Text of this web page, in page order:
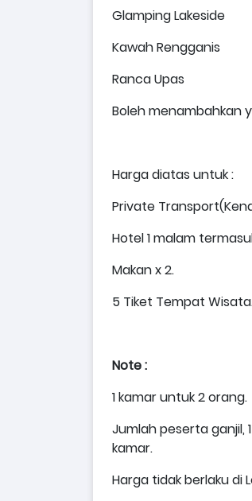
Glamping Lakeside
Kawah Rengganis
Ranca Upas
Boleh menambahkan
Harga diatas untuk :
Private
Hotel 1 malam
Makan x 2.
5 Tiket Tempat
Note :
1 kamar untuk 2 orang.
Jumlah peserta ganjil,
kamar.
Harga tidak berlaku di